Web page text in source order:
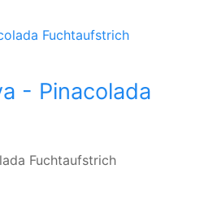
- Pinacolada
Fuchtaufstrich